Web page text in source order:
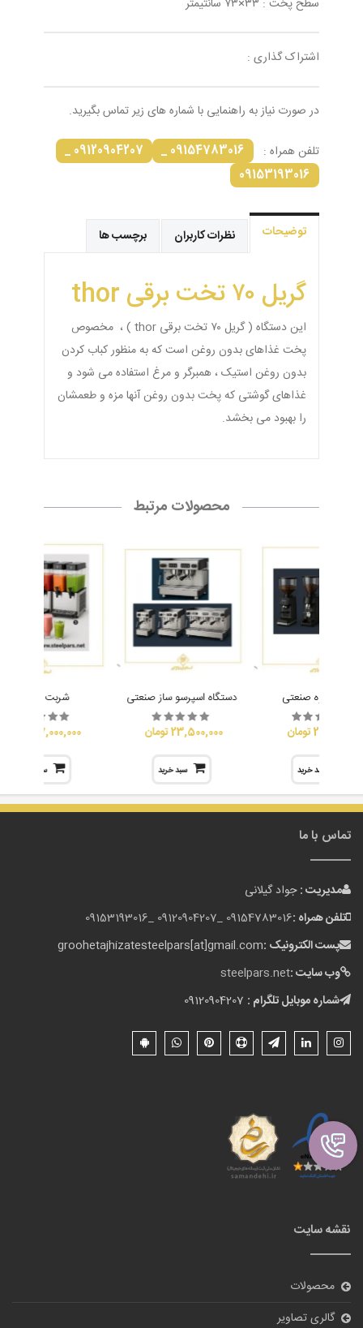
سطح پخت : ۳۳×۷۳ سانتیمتر
اشتراک گذاری :
در صورت نیاز به راهنمایی با شماره های زیر تماس بگیرید.
تلفن همراه : 09154783016 _
09120904207 _
09153193016
توضیحات نظرات کاربران برچسب ها
گریل ۷۰ تخت برقی thor
این دستگاه ( گریل ۷۰ تخت برقی thor ) ، مخصوص
پخت غذاهای بدون روغن است که به منظور کباب کردن
بدون روغن استیک ، همبرگر و مرغ استفاده می شود و
غذاهای گوشتی که پخت بدون روغن آنها مزه و طعمشان
را بهبود می بخشد.
محصولات مرتبط
آسیاب قهوه صنعتی
20,000,000 تومان
سبد خرید
دستگاه اسپرسو ساز صنعتی
23,500,000 تومان
سبد خرید
شربت سردکن
27,000,000 تومان
سبد خرید
تماس با ما
مدیریت :جواد گیلانی
تلفن همراه :09154783016 _
09120904207 _
09153193016
پست الکترونیک :groohetajhizatesteelpars[at]gmail.com
وب سایت :steelpars.net
شماره موبایل تلگرام :
نقشه سایت
محصولات
گالری تصاویر